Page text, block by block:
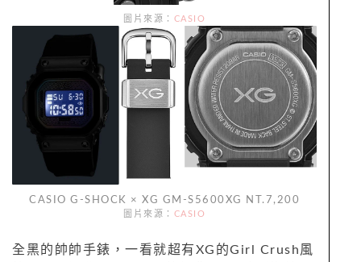
圖片來源： CASIO
CASIO G-SHOCK × XG GM-S5600XG NT.7,200
圖片來源： CASIO
全黑的帥帥手錶，一看就超有XG的Girl Crush風